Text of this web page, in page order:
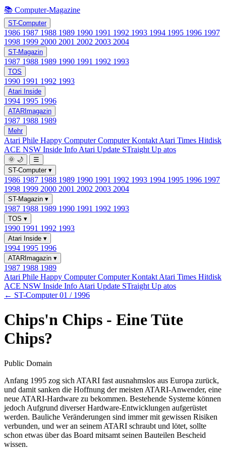
📚 Computer-Magazine
ST-Computer
1986 1987 1988 1989 1990 1991 1992 1993 1994 1995 1996 1997
1998 1999 2000 2001 2002 2003 2004
ST-Magazin
1987 1988 1989 1990 1991 1992 1993
TOS
1990 1991 1992 1993
Atari Inside
1994 1995 1996
ATARImagazin
1987 1988 1989
Mehr
Atari Phile Happy ComputerComputer Kontakt Atari Times Hitdisk
ACE NSW Inside Info Atari Update STraight Up atos
🌞 🌙
☰
ST-Computer ▾
1986 1987 1988 1989 1990 1991 1992 1993 1994 1995 1996 1997
1998 1999 2000 2001 2002 2003 2004
ST-Magazin ▾
1987 1988 1989 1990 1991 1992 1993
TOS ▾
1990 1991 1992 1993
Atari Inside ▾
1994 1995 1996
ATARImagazin ▾
1987 1988 1989
Atari Phile Happy ComputerComputer Kontakt Atari Times Hitdisk
ACE NSW Inside Info Atari Update STraight Up atos
← ST-Computer 01 / 1996
Chips'n Chips - Eine Tüte
Chips?
Public Domain
Anfang 1995 zog sich ATARI fast ausnahmslos aus Europa zurück,
und damit sanken die Hoffnung der meisten ATARI-Anwender, eine
neue ATARI-Hardware zu bekommen. Bestehende Systeme können
jedoch Aufgrund diverser Hardware-Entwicklungen aufgerüstet
werden. Bauliche Veränderungen sind immer mit gewissen Risiken
verbunden, und wer an seinem ATARI schraubt und lötet, sollte
schon etwas über das Board mitsamt seinen Bauteilen Bescheid
wissen.